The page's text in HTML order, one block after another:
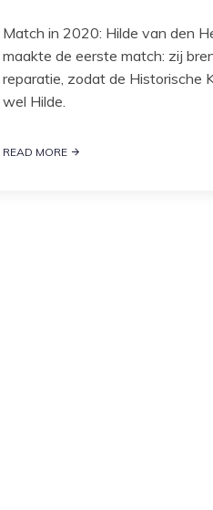
Match in 2020: Hilde van den
maakte de eerste match: zij
reparatie, zodat de Historische
wel Hilde.
READ MORE